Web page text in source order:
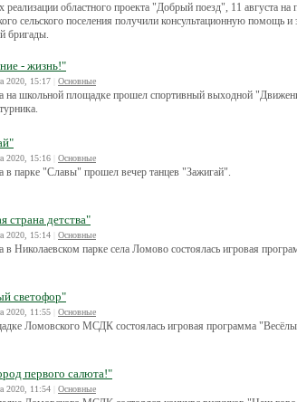
реализации областного проекта "Добрый поезд", 11 августа
сельского поселения получили консультационную помощь и
бригады.
- жизнь!"
2020, 15:17 Основные
на школьной площадке прошел спортивный выходной
2020, 15:16 Основные
в парке "Славы" прошел вечер танцев "Зажигай".
страна детства"
2020, 15:14 Основные
в Николаевском парке села Ломово состоялась игровая
светофор"
2020, 11:55 Основные
Ломовского МСДК состоялась игровая программа
первого салюта!"
2020, 11:54 Основные